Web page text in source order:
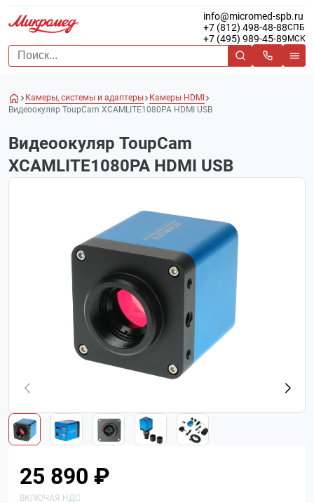
info@micromed-spb.ru
+7 (812) 498-48-88СПБ
+7 (495) 989-45-89 МСК
Камеры, системы и адаптеры
Камеры HDMI
Видеоокуляр ToupCam XCAMLITE1080PA HDMI USB
Видеоокуляр ToupCam
XCAMLITE1080PA HDMI USB
25 890 ₽